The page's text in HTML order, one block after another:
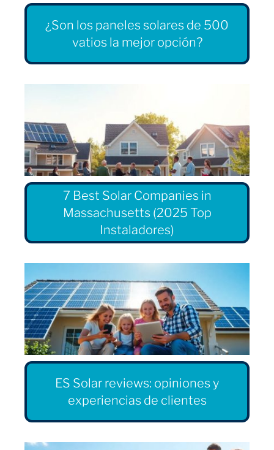
¿Son los paneles solares de 500
vatios la mejor opción?
7 Best Solar Companies in
Massachusetts (2025 Top
Instaladores)
ES Solar reviews: opiniones y
experiencias de clientes